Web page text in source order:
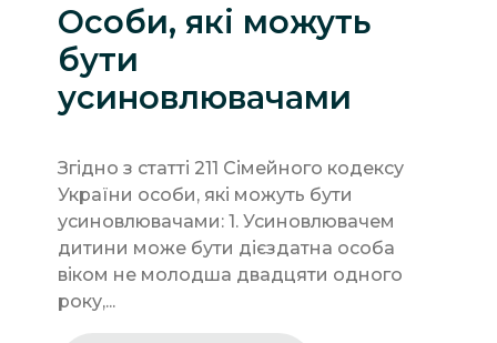
Особи, які можуть
бути
усиновлювачами
Згідно з статті 211 Сімейного кодексу
України особи, які можуть бути
усиновлювачами: 1. Усиновлювачем
дитини може бути дієздатна особа
віком не молодша двадцяти одного
року,...